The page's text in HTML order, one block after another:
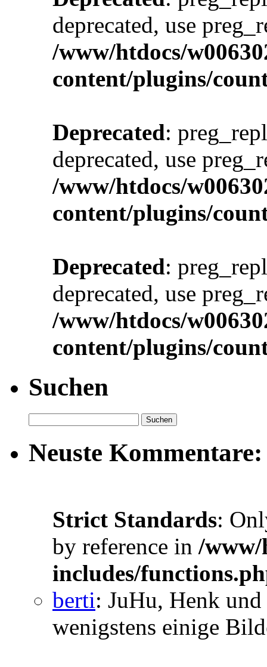
deprecated, use
/www/htdocs/
content/plugins/
Deprecated:
deprecated, use
/www/htdocs/
content/plugins/
Deprecated:
deprecated, use
/www/htdocs/
content/plugins/
Suchen
Neuste Kommentare:
Strict Standards:
by reference in /www/
includes/
berti: JuHu, Henk
wenigstens einige